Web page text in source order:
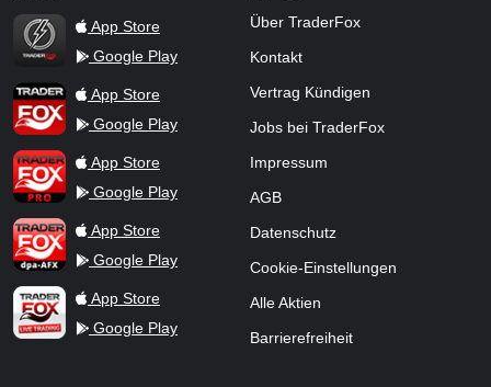
TraderFox Flash
App Store
Google Play
TraderFox AppApp Store
Google Play
TraderFox ProApp Store
Google Play
TraderFox dpa-AFX ProFeed
App Store
Google Play
TraderFox Live Trading
App Store
Google Play
Über TraderFox
Kontakt
Vertrag Kündigen
Jobs bei TraderFox
Impressum
AGB
Datenschutz
Cookie-Einstellungen
Alle Aktien
Barrierefreiheit